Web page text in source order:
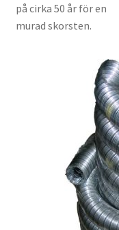
på cirka 50 år för en
murad skorsten.